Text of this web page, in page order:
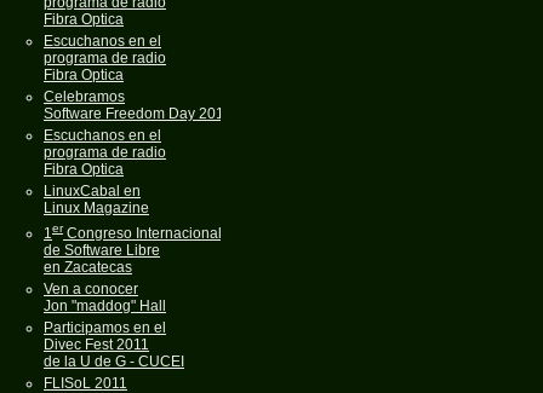
Fibra Optica
Escuchanos en el
programa de radio
Fibra Optica
Celebramos
Software Freedom Day 2011
Escuchanos en el
programa de radio
Fibra Optica
LinuxCabal en
Linux Magazine
1er Congreso Internacional
de Software Libre
en Zacatecas
Ven a conocer
Jon "maddog" Hall
Participamos en el
Divec Fest 2011
de la U de G - CUCEI
FLISoL 2011